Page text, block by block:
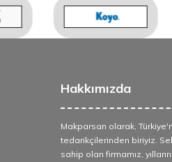
Hakkımızda
Makparsan olarak,
tedarikçilerinden biriyiz.
sahip olan firmamız,